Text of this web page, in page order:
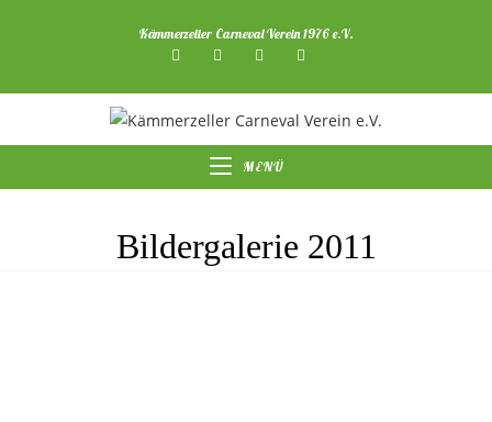
Kämmerzeller Carneval Verein 1976 e.V.
MENÜ
Bildergalerie 2011